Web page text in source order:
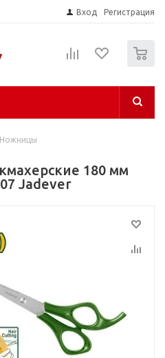
Вход Регистрация
Ножницы
180 мм
Jadever